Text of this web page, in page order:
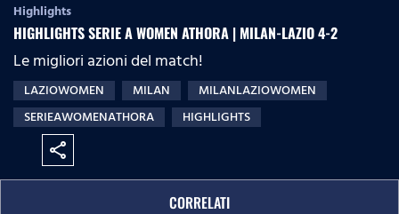
Highlights
HIGHLIGHTS SERIE A WOMEN ATHORA | MILAN-LAZIO 4-2
Le migliori azioni del match!
LAZIOWOMEN MILAN
MILANLAZIOWOMEN
SERIEAWOMENATHORA
HIGHLIGHTS
share
CORRELATI